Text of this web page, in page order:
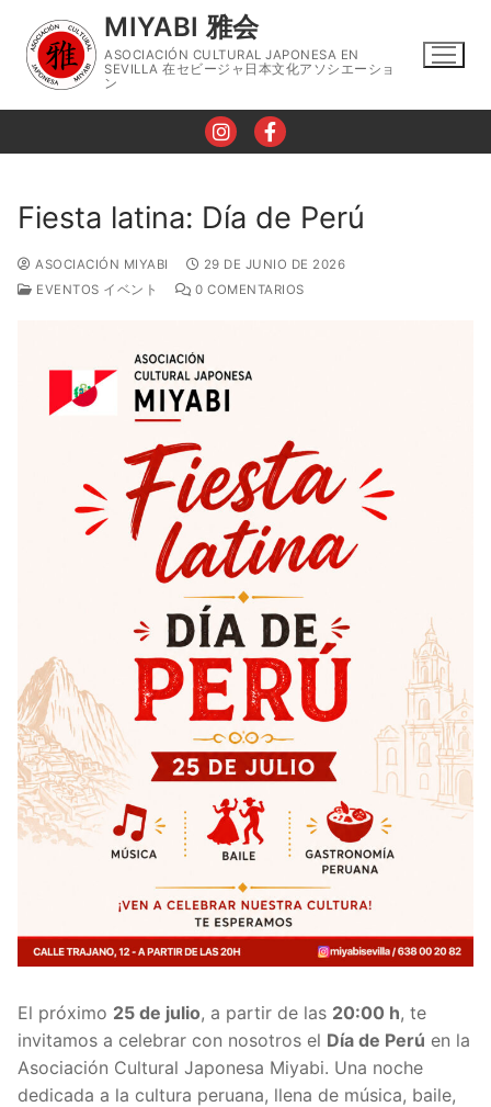
contenido
MIYABI 雅会
ASOCIACIÓN CULTURAL JAPONESA EN
SEVILLA 在セビージャ日本文化アソシエーショ
ン
Horario
Taller de Lengua Japonesa
Taller de Caligrafía
Taller de Cocina Japonesa
Taller de Taichi
Taller de Estampación Japonesa
Taller de Costura Japonesa
Taller Arte en Meditación
Taller de Thai Yoga
Eventos
Fiesta latina: Día de Perú
ASOCIACIÓN MIYABI
29 DE JUNIO DE 2026
EVENTOS イベント
0 COMENTARIOS
El próximo 25 de julio, a partir de las 20:00 h, te
invitamos a celebrar con nosotros el Día de Perú en la
Asociación Cultural Japonesa Miyabi. Una noche
dedicada a la cultura peruana, llena de música, baile,